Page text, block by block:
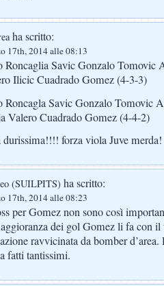
ha scritto:
17th, 2014 alle 08:13
Roncaglia Savic Gonzalo Tomovic
Ilicic Cuadrado Gomez (4-3-3)
Roncagla Savic Gonzalo Tomovic
Valero Cuadrado Gomez (4-4-2)
durissima!!!! forza viola Juve merda!
(SUILPITS) ha scritto:
17th, 2014 alle 08:23
per Gomez non sono così
dei gol Gomez li fa con
ravvicinata da bomber
fatti tantissimi.